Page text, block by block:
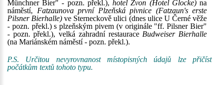
Münchner Bier" - pozn. překl.),hotel Zvon (Hotel Glocke)na
náměstí, Fatzaunova první Plzeňská pivnice (Fatzaun's erste
Pilsner Bierhalle) ve Sterneckově ulici (dnes ulice U Černé věže
- pozn. překl.) s plzeňským pivem (v originále "ff. Pilsner Bier"
- pozn. překl.), velká zahradní restaurace Budweiser Bierhalle
(na Mariánském náměstí - pozn. překl.).
P.S. Určitou nevyrovnanost místopisných údajů lze přičíst
počátkům textů tohoto typu.